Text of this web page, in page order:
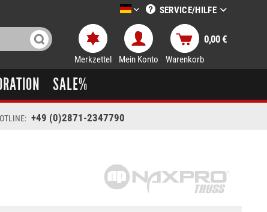
LTT-Versand deutsch
SERVICE/HILFE
Merkzettel Mein Konto Warenkorb
0,00 €
SALE%
+49 (0)2871-2347790